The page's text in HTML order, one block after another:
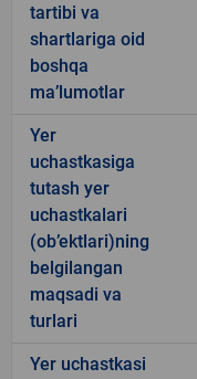
tartibi va
shartlariga oid
boshqa
ma’lumotlar
Yer
uchastkasiga
tutash yer
uchastkalari
(ob’ektlari)ning
belgilangan
maqsadi va
turlari
Yer uchastkasi